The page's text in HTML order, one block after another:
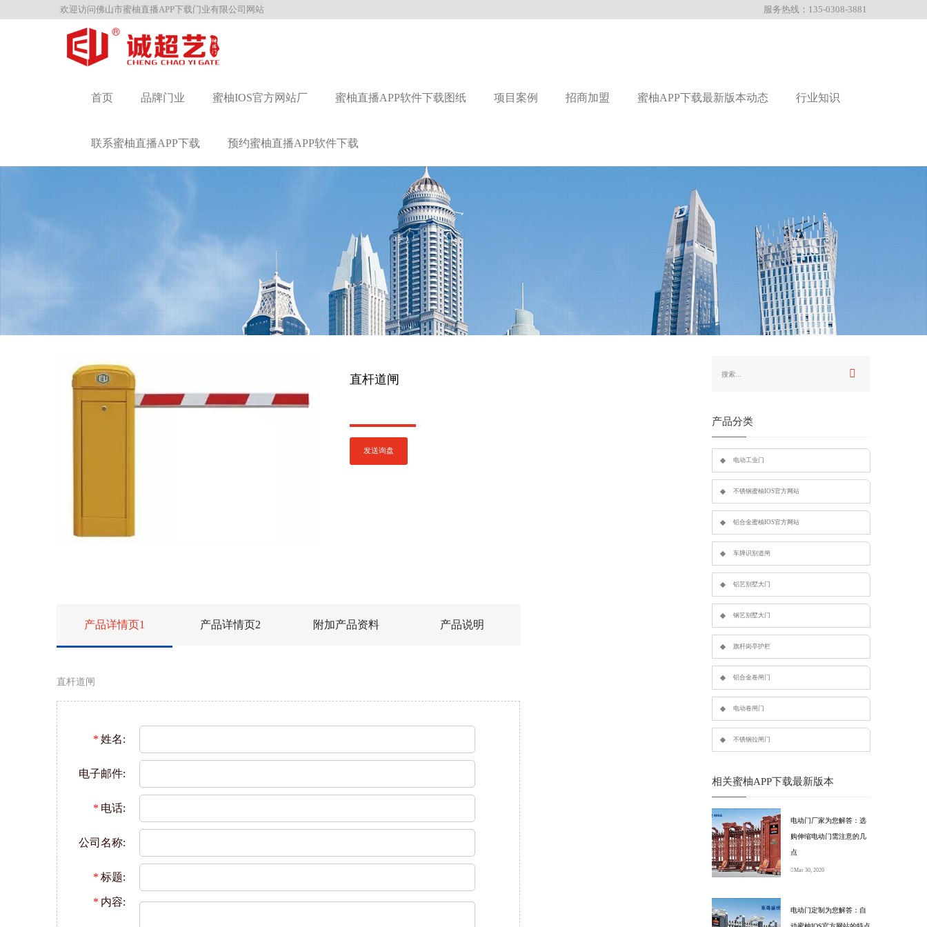
欢迎访问佛山市蜜柚直播APP下载门业有限公司网站 服务热线：135-0308-3881
首页 品牌门业 蜜柚IOS官方网站厂 蜜柚直播APP软件下载图纸 项目案例 招商加盟 蜜柚APP下载最新版本动态 行业知识
联系蜜柚直播APP下载 预约蜜柚直播APP软件下载
直杆道闸
发送询盘
产品详情页1 产品详情页2 附加产品资料 产品说明
直杆道闸
* 姓名:
电子邮件:
* 电话:
公司名称:
* 标题:
* 内容:
产品分类
电动工业门
不锈钢蜜柚IOS官方网站
铝合金蜜柚IOS官方网站
车牌识别道闸
铝艺别墅大门
钢艺别墅大门
旗杆岗亭护栏
铝合金卷闸门
电动卷闸门
不锈钢拉闸门
相关蜜柚APP下载最新版本
电动门厂家为您解答：选
购伸缩电动门需注意的几
点
Mar 30, 2020
电动门定制为您解答：自